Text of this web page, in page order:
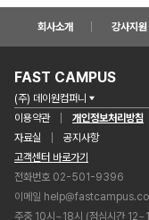
회사소개 강사지원
FAST CAMPUS
(주) 데이원컴퍼니
이용약관
개인정보처리방침
자료실
공지사항
고객센터 바로가기
전화번호 02-501-9396
이메일
주중 10시~18시 (점심시간